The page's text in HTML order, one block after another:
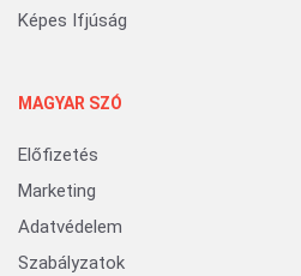
Képes Ifjúság
MAGYAR SZÓ
Előfizetés
Marketing
Adatvédelem
Szabályzatok